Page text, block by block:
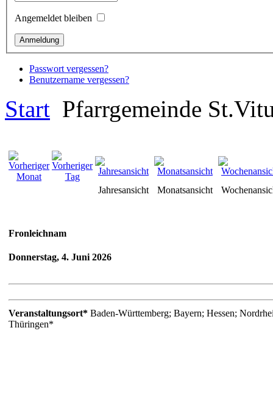
Angemeldet bleiben
Passwort vergessen?
Benutzername vergessen?
Start Pfarrgemeinde
Jahresansicht Monatsansicht
Fronleichnam
Donnerstag, 4. Juni 2026
Veranstaltungsort* Baden-Württemberg; Bayern; Hessen;
Thüringen*